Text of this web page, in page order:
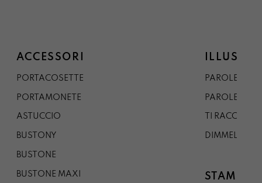
ACCESSORI
PORTACOSETTE
PORTAMONETE
ASTUCCIO
BUSTONY
BUSTONE
BUSTONE MAXI
PAROLE DAL
PAROLE DA
TI
DIMMELO
STAMPE